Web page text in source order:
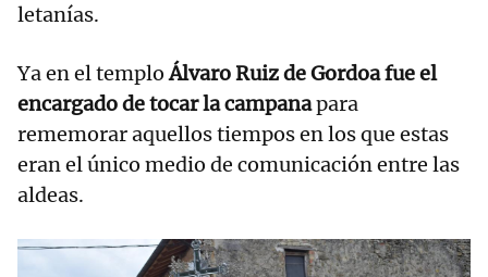
letanías.
Ya en el temploÁlvaro Ruiz de Gordoa fue el
encargado de tocar la campanapara
rememorar aquellos tiempos en los que estas
eran el único medio de comunicación entre las
aldeas.